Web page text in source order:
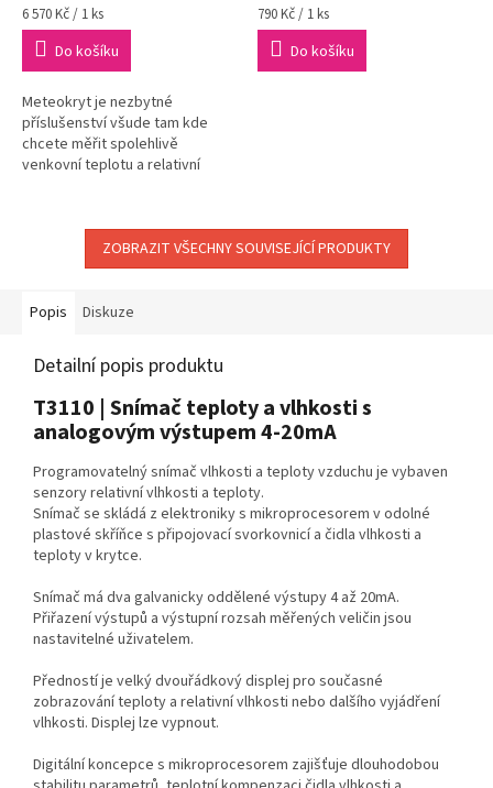
Měrná
cena:
6 570 Kč / 1 ks
Do košíku
Meteokryt je nezbytné
příslušenství všude tam kde
chcete měřit spolehlivě
venkovní teplotu a relativní
štítu) zároveň...
Měrná
cena:
790 Kč / 1 ks
Do košíku
ZOBRAZIT VŠECHNY SOUVISEJÍCÍ PRODUKTY
Popis Diskuze
Detailní popis produktu
T3110 | Snímač teploty a vlhkosti s
analogovým výstupem 4-20mA
Programovatelný snímač vlhkosti a teploty vzduchu je vybaven
senzory relativní vlhkosti a teploty.
Snímač se skládá z elektroniky s mikroprocesorem v odolné
plastové skříňce s připojovací svorkovnicí a čidla vlhkosti a
teploty v krytce.
Snímač má dva galvanicky oddělené výstupy 4 až 20mA.
Přiřazení výstupů a výstupní rozsah měřených veličin jsou
nastavitelné uživatelem.
Předností je velký dvouřádkový displej pro současné
zobrazování teploty a relativní vlhkosti nebo dalšího vyjádření
vlhkosti. Displej lze vypnout.
Digitální koncepce s mikroprocesorem zajišťuje dlouhodobou